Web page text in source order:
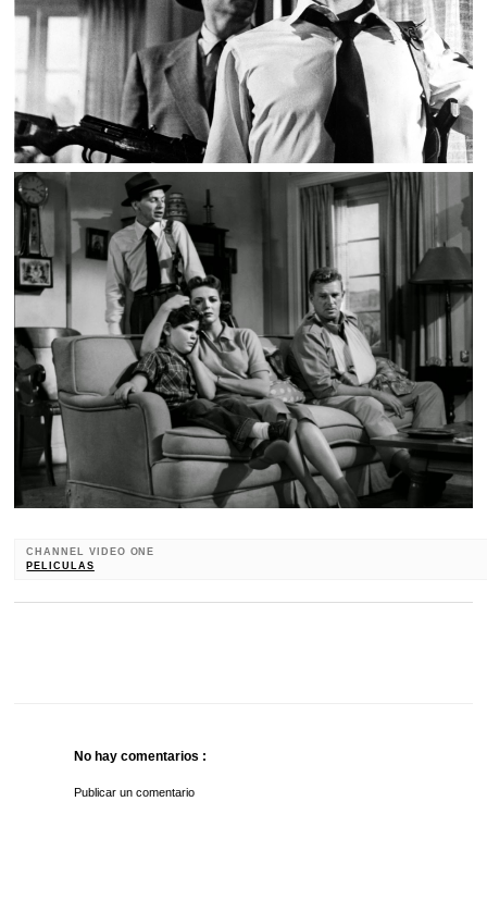
CHANNEL VIDEO ONE
PELICULAS
No hay comentarios :
Publicar un comentario